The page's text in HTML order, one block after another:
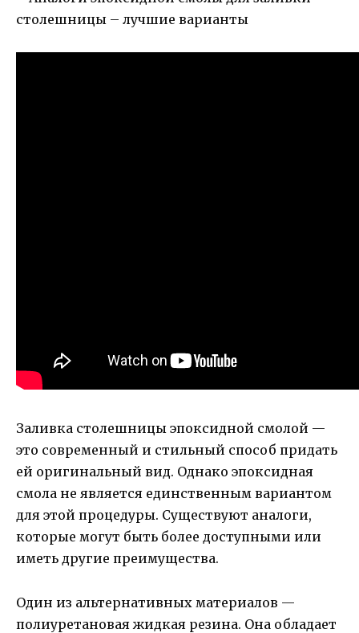
Заливка столешницы эпоксидной смолой —
это современный и стильный способ придать
ей оригинальный вид. Однако эпоксидная
смола не является единственным вариантом
для этой процедуры. Существуют аналоги,
которые могут быть более доступными или
иметь другие преимущества.
Один из альтернативных материалов —
полиуретановая жидкая резина. Она обладает